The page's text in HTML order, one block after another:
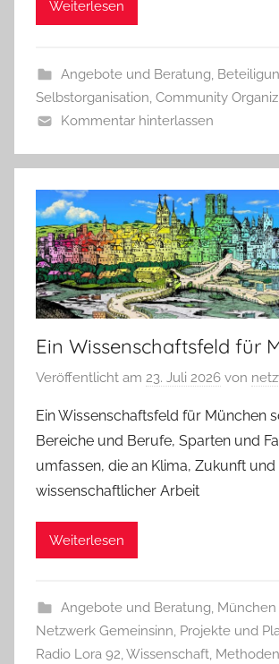
Weiterlesen
Angebote und Beratung
Selbstorganisation Community
Kommentar hinterlassen
Ein Wissenschaftsfeld für
Veröffentlicht am 23. Juli 2026 von
Ein Wissenschaftsfeld für München
Bereiche und Berufe, Sparten und
umfassen, die an Klima, Zukunft und
wissenschaftlicher Arbeit
Weiterlesen
Angebote und Beratung,
Netzwerk Gemeinsinn, Projekte und
Radio Lora 92,Wissenschaft,